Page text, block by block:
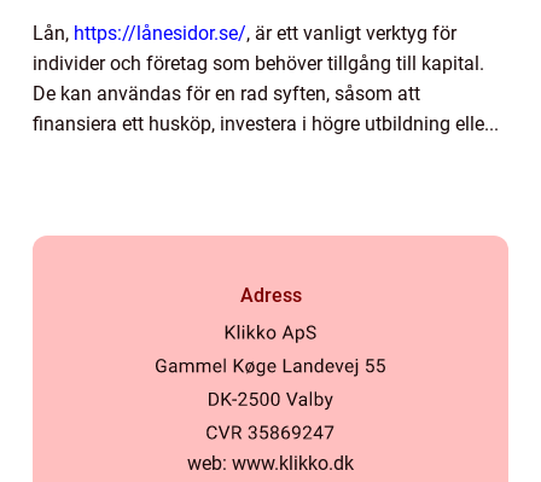
Lån, https://lånesidor.se/, är ett vanligt verktyg för
individer och företag som behöver tillgång till kapital.
De kan användas för en rad syften, såsom att
finansiera ett husköp, investera i högre utbildning elle...
Adress
web: www.klikko.dk